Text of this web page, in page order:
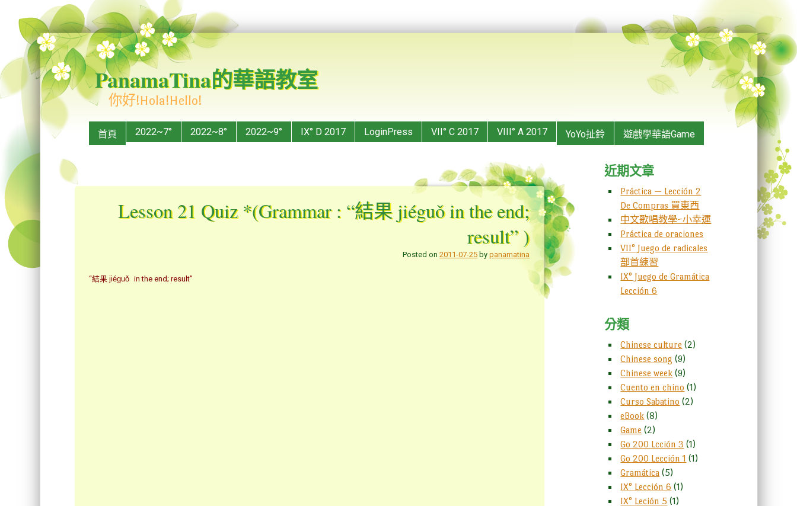
PanamaTina的華語教室
你好!Hola!Hello!
Menu
Skip to content
首頁 2022~7° 2022~8° 2022~9° IX° D 2017 LoginPress VII° C 2017 VIII° A 2017 YoYo扯鈴 遊戲學華語Game
Lesson 21 Quiz *(Grammar : “結果 jiéguǒ in the end;
result” )
Posted on2011-07-25 bypanamatina
“結果jiéguǒin the end; result”
近期文章
Práctica — Lección 2
De Compras 買東西
中文歌唱教學~小幸運
Práctica de oraciones
VII° Juego de radicales
部首練習
IX° Juego de Gramática
Lección 6
分類
Chinese culture (2)
Chinese song (9)
Chinese week (9)
Cuento en chino (1)
Curso Sabatino (2)
eBook (8)
Game (2)
Go 200 Lcción 3 (1)
Go 200 Lección 1 (1)
Gramática (5)
IX° Lección 6 (1)
IX° Leción 5 (1)